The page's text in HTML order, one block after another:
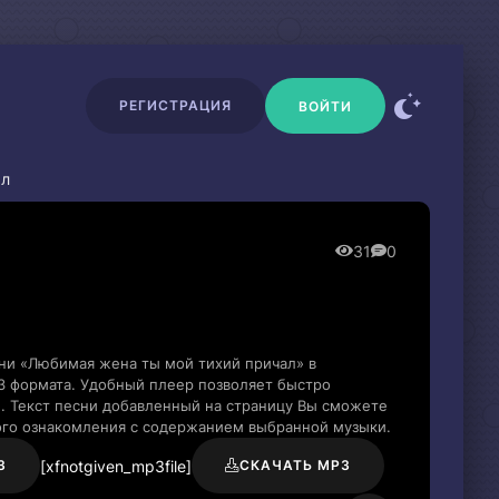
РЕГИСТРАЦИЯ ВОЙТИ
31 0
«Любимая жена ты мой тихий причал» в
формата. Удобный плеер позволяет быстро
Текст песни добавленный на страницу Вы сможете
ознакомления с содержанием выбранной музыки.
[xfnotgiven_mp3file] СКАЧАТЬ MP3